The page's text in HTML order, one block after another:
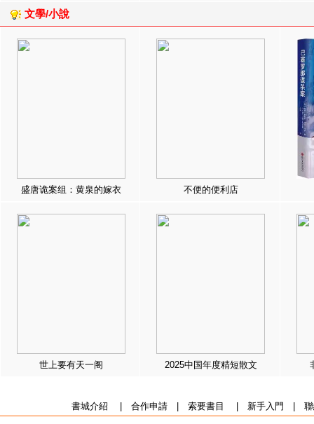
文學/小說
盛唐诡案组：黄泉的嫁衣 不便的便利店
世上要有天一阁 2025中国年度精短散文
書城介紹 合作申請| 索要書目 新手入門